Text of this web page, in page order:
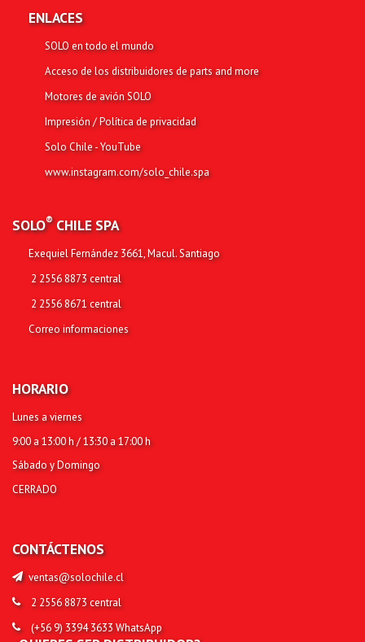
ENLACES
SOLO en todo el mundo
Acceso de los distribuidores de parts and more
Motores de avión SOLO
Impresión / Política de privacidad
Solo Chile - YouTube
www.instagram.com/solo_chile.spa
SOLO®CHILE SPA
Exequiel Fernández 3661, Macul. Santiago
2 2556 8873 central
2 2556 8671 central
Correo informaciones
HORARIO
Lunes a viernes
9:00 a 13:00 h / 13:30 a 17:00 h
Sábado y Domingo
CERRADO
CONTÁCTENOS
ventas@solochile.cl
2 2556 8873 central
(+56 9)3394 3633WhatsApp